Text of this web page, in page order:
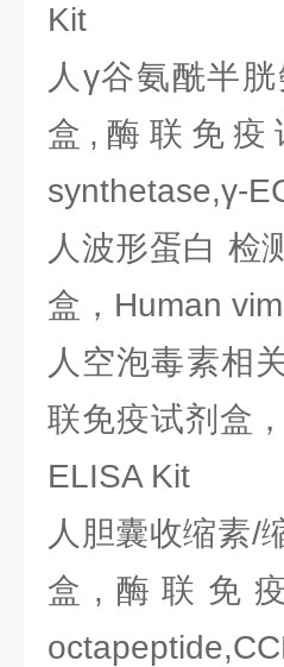
Kit
人γ谷氨酰半
盒,酶联免疫
synthetase,γ-
人波形蛋白 检
盒，Human
人空泡毒素相
联免疫试剂盒
ELISA Kit
人胆囊收缩素/
盒,酶联免疫